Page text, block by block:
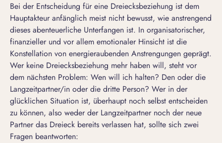
Bei der Entscheidung für eine Dreiecksbeziehung ist dem
Hauptakteur anfänglich meist nicht bewusst, wie anstrengend
dieses abenteuerliche Unterfangen ist. In organisatorischer,
finanzieller und vor allem emotionaler Hinsicht ist die
Konstellation von energieraubenden Anstrengungen geprägt.
Wer keine Dreiecksbeziehung mehr haben will, steht vor
dem nächsten Problem: Wen will ich halten? Den oder die
Langzeitpartner/in oder die dritte Person? Wer in der
glücklichen Situation ist, überhaupt noch selbst entscheiden
zu können, also weder der Langzeitpartner noch der neue
Partner das Dreieck bereits verlassen hat, sollte sich zwei
Fragen beantworten: